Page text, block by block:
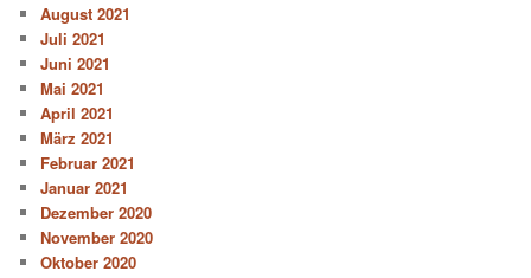
August 2021
Juli 2021
Juni 2021
Mai 2021
April 2021
März 2021
Februar 2021
Januar 2021
Dezember 2020
November 2020
Oktober 2020